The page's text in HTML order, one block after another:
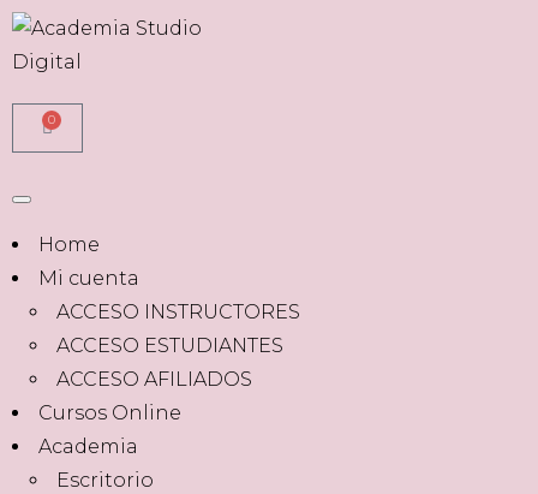
0
Home
Mi cuenta
ACCESO INSTRUCTORES
ACCESO ESTUDIANTES
ACCESO AFILIADOS
Cursos Online
Academia
Escritorio